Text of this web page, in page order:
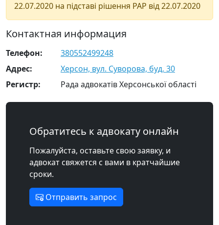
22.07.2020 на підставі рішення РАР від 22.07.2020
Контактная информация
Телефон:
380552499248
Адрес:
Херсон, вул. Суворова, буд. 30
Регистр:
Рада адвокатів Херсонської області
Обратитесь к адвокату онлайн
Пожалуйста, оставьте свою заявку, и
адвокат свяжется с вами в кратчайшие
сроки.
Отправить запрос